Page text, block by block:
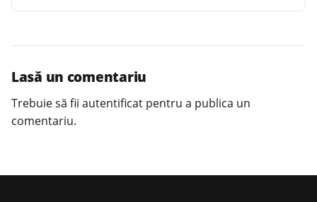
Lasă un comentariu
Trebuie să fii autentificat pentru a publica un
comentariu.